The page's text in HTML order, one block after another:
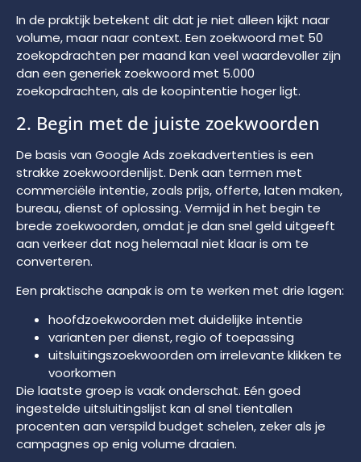
In de praktijk betekent dit dat je niet alleen kijkt naar
volume, maar naar context. Een zoekwoord met 50
zoekopdrachten per maand kan veel waardevoller zijn
dan een generiek zoekwoord met 5.000
zoekopdrachten, als de koopintentie hoger ligt.
2. Begin met de juiste zoekwoorden
De basis van Google Ads zoekadvertenties is een
strakke zoekwoordenlijst. Denk aan termen met
commerciële intentie, zoals prijs, offerte, laten maken,
bureau, dienst of oplossing. Vermijd in het begin te
brede zoekwoorden, omdat je dan snel geld uitgeeft
aan verkeer dat nog helemaal niet klaar is om te
converteren.
Een praktische aanpak is om te werken met drie lagen:
hoofdzoekwoorden met duidelijke intentie
varianten per dienst, regio of toepassing
uitsluitingszoekwoorden om irrelevante klikken te
voorkomen
Die laatste groep is vaak onderschat. Eén goed
ingestelde uitsluitingslijst kan al snel tientallen
procenten aan verspild budget schelen, zeker als je
campagnes op enig volume draaien.